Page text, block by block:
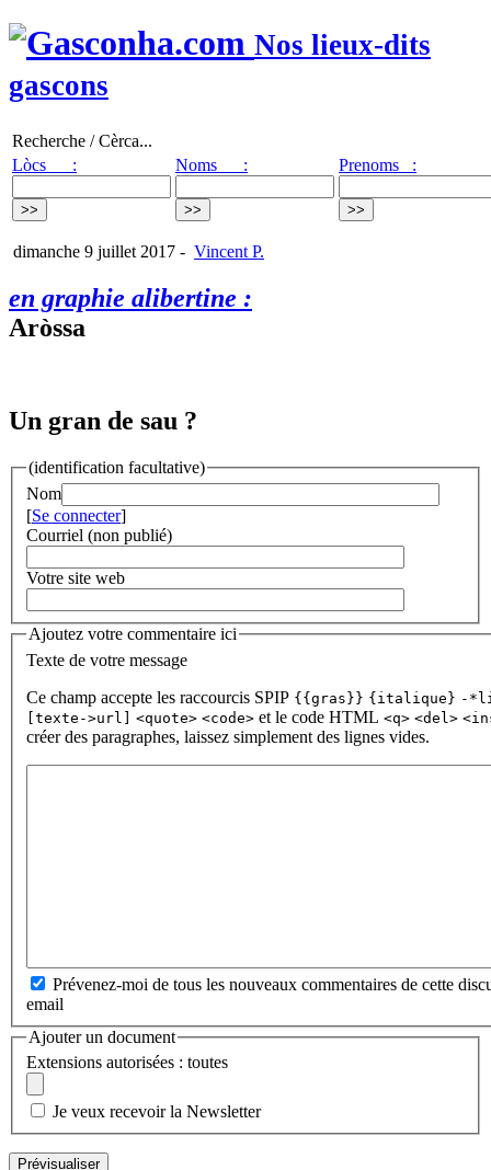
Nos lieux-dits
gascons
Recherche / Cèrca...
Lòcs :
Noms : Prenoms :
dimanche 9 juillet 2017 - Vincent P.
en graphie alibertine :
Aròssa
Un gran de sau ?
(identification facultative)
Nom
[Se connecter]
Courriel (non publié)
Votre site web
Ajoutez votre commentaire ici
Texte de votre message
Ce champ accepte les raccourcis SPIP {{gras}} {italique} -
[texte->url] <quote> <code> et le code HTML <q> <del>
créer des paragraphes, laissez simplement des lignes vides.
Prévenez-moi de tous les nouveaux commentaires de cette
email
Ajouter un document
Extensions autorisées : toutes
Je veux recevoir la Newsletter